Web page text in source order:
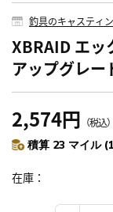
釣具のキャスティ
XBRAID エッ
アップグレ
2,574円 （税込）
積算 23 マイル
在庫